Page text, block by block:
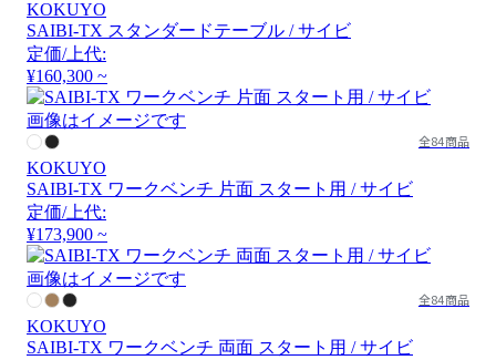
KOKUYO
SAIBI-TX スタンダードテーブル / サイビ
定価/上代:
¥160,300 ~
画像はイメージです
全84商品
KOKUYO
SAIBI-TX ワークベンチ 片面 スタート用 / サイビ
定価/上代:
¥173,900 ~
画像はイメージです
全84商品
KOKUYO
SAIBI-TX ワークベンチ 両面 スタート用 / サイビ